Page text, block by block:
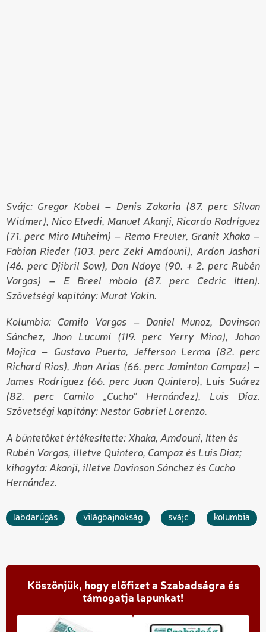
Svájc: Gregor Kobel – Denis Zakaria (87. perc Silvan
Widmer), Nico Elvedi, Manuel Akanji, Ricardo Rodríguez
(71. perc Miro Muheim) – Remo Freuler, Granit Xhaka –
Fabian Rieder (103. perc Zeki Amdouni), Ardon Jashari
(46. perc Djibril Sow), Dan Ndoye (90. + 2. perc Rubén
Vargas) – E Breel mbolo (87. perc Cedric Itten).
Szövetségi kapitány: Murat Yakin.
Kolumbia: Camilo Vargas – Daniel Munoz, Davinson
Sánchez, Jhon Lucumí (119. perc Yerry Mina), Johan
Mojica – Gustavo Puerta, Jefferson Lerma (82. perc
Richard Rios), Jhon Arias (66. perc Jaminton Campaz) –
James Rodríguez (66. perc Juan Quintero), Luis Suárez
(82. perc Camilo „Cucho” Hernández), Luis Díaz.
Szövetségi kapitány: Nestor Gabriel Lorenzo.
A büntetőket értékesítette: Xhaka, Amdouni, Itten és
Rubén Vargas, illetve Quintero, Campaz és Luis Díaz;
kihagyta: Akanji, illetve Davinson Sánchez és Cucho
Hernández.
labdarúgás világbajnokság svájc kolumbia
Köszönjük, hogy előfizet a Szabadságra és
támogatja lapunkat!